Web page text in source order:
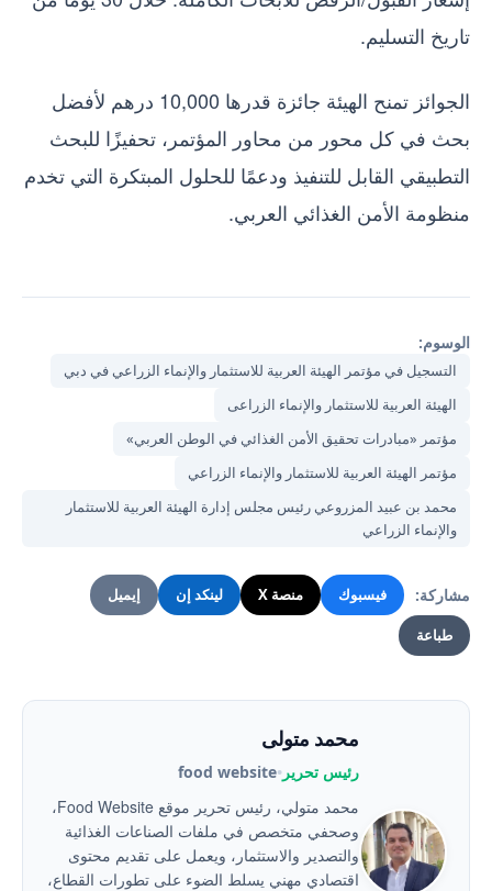
تاريخ التسليم.
الجوائز تمنح الهيئة جائزة قدرها 10,000 درهم لأفضل
بحث في كل محور من محاور المؤتمر، تحفيزًا للبحث
التطبيقي القابل للتنفيذ ودعمًا للحلول المبتكرة التي تخدم
منظومة الأمن الغذائي العربي.
الوسوم:
التسجيل في مؤتمر الهيئة العربية للاستثمار والإنماء الزراعي في دبي
الهيئة العربية للاستثمار والإنماء الزراعى
مؤتمر «مبادرات تحقيق الأمن الغذائي في الوطن العربي»
مؤتمر الهيئة العربية للاستثمار والإنماء الزراعي
محمد بن عبيد المزروعي رئيس مجلس إدارة الهيئة العربية للاستثمار
والإنماء الزراعي
مشاركة: فيسبوك منصة X لينكد إن إيميل
طباعة
محمد متولى
رئيس تحرير •
food website
محمد متولي، رئيس تحرير موقع Food Website،
وصحفي متخصص في ملفات الصناعات الغذائية
والتصدير والاستثمار، ويعمل على تقديم محتوى
اقتصادي مهني يسلط الضوء على تطورات القطاع،